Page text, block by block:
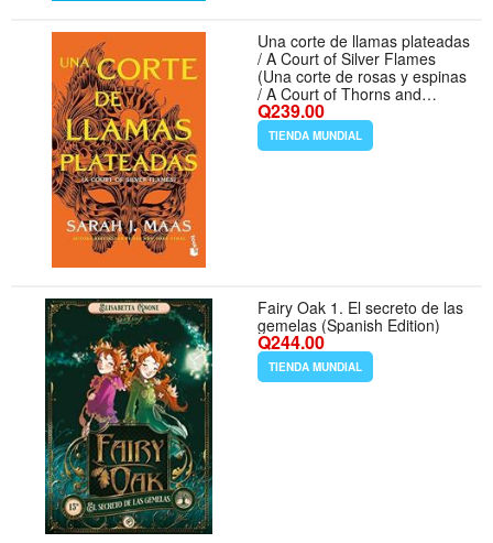
Una corte de llamas plateadas
/ A Court of Silver Flames
(Una corte de rosas y espinas
/ A Court of Thorns and
Roses, 5) (Spanish Edition)
Q239.00
TIENDA MUNDIAL
Fairy Oak 1. El secreto de las
gemelas (Spanish Edition)
Q244.00
TIENDA MUNDIAL